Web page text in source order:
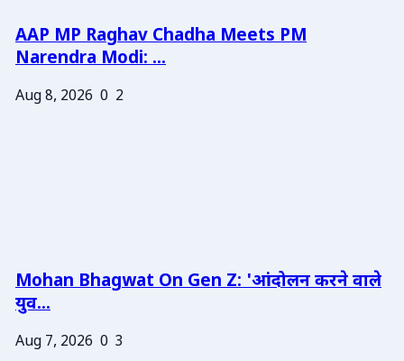
AAP MP Raghav Chadha Meets PM
Narendra Modi: ...
Aug 8, 2026 0 2
Mohan Bhagwat On Gen Z: 'आंदोलन करने वाले
युव...
Aug 7, 2026 0 3